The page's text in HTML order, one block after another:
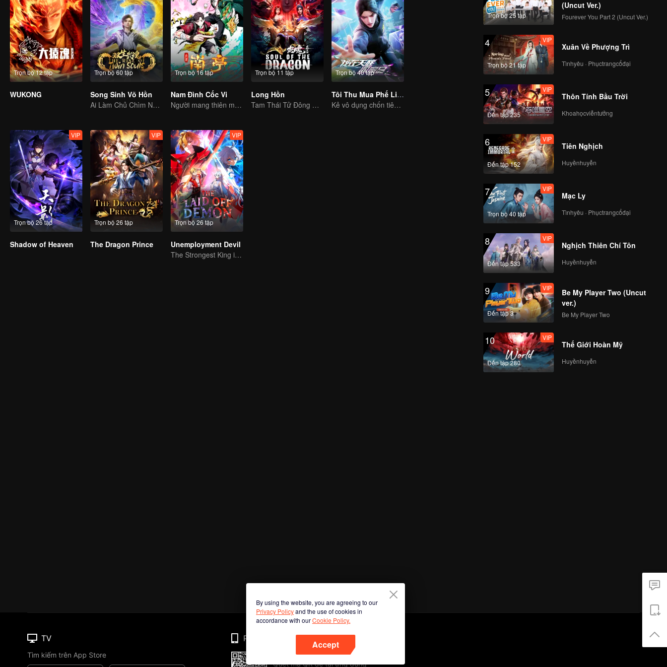
Trọn bộ 12 tập
WUKONG
Trọn bộ 60 tập
Song Sinh Võ Hồn
Ai Làm Chủ Chìm Nổi, Thần Võ Vô Địch
Trọn bộ 16 tập
Nam Đình Cốc Vi
Người mang thiên mệnh và kẻ siêu phàm, quyết chiến nào!
Trọn bộ 11 tập
Long Hồn
Tam Thái Tử Đông Hải đưa Na Tra hắc ám vào chỗ chết
Trọn bộ 40 tập
Tôi Thu Mua Phế Liệu Ở Thiên Đình
Kẻ vô dụng chốn tiên giới trảm yêu trừ ma
Trọn bộ 26 tập
VIP
Shadow of Heaven
Trọn bộ 26 tập
VIP
The Dragon Prince
Trọn bộ 26 tập
VIP
Unemployment Devil
The Strongest King in the Demon World Suddenly Gets Laid Off?
Trọn bộ 25 tập
(Uncut Ver.)
Fourever You Part 2 (Uncut Ver.)
4
Trọn bộ 21 tập
VIP
Xuân Về Phượng Trì
Tìnhyêu · Phụctrangcổđại
5
Đến tập 235
VIP
Thôn Tính Bầu Trời
Khoahọcviễntưởng
6
Đến tập 152
VIP
Tiên Nghịch
Huyềnhuyễn
7
Trọn bộ 40 tập
VIP
Mạc Ly
Tìnhyêu · Phụctrangcổđại
8
Đến tập 533
VIP
Nghịch Thiên Chí Tôn
Huyềnhuyễn
9
Đến tập 3
VIP
Be My Player Two (Uncut
ver.)
Be My Player Two
10
Đến tập 280
VIP
Thế Giới Hoàn Mỹ
Huyềnhuyễn
By using the website, you are agreeing to our
Privacy Policyand the use of cookies in
accordance with ourCookie Policy.
Accept
TV
Tìm kiếm trên App Store
Phone
Quét mã QR để tải ứng dụng